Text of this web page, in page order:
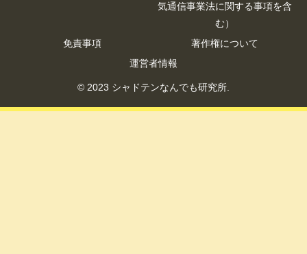
気通信事業法に関する事項を含
む）
免責事項
著作権について
運営者情報
© 2023 シャドテンなんでも研究所.